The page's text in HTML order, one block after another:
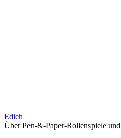
Edieh
Über Pen-&-Paper-Rollenspiele